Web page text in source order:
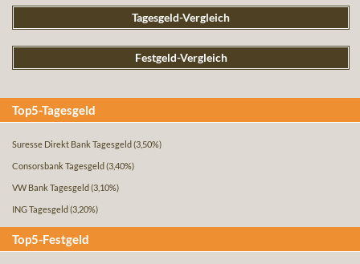
Tagesgeld-Vergleich
Festgeld-Vergleich
Top5-Tagesgeld
Suresse Direkt Bank Tagesgeld (3,50%)
Consorsbank Tagesgeld (3,40%)
VW Bank Tagesgeld (3,10%)
ING Tagesgeld (3,20%)
Top5-Festgeld